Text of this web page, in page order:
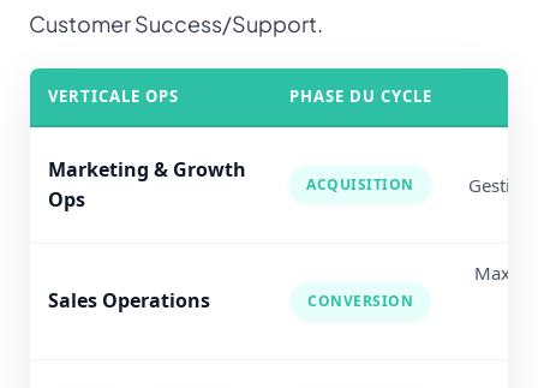
Customer Success/Support.
VERTICALE OPS PHASE DU CYCLE
Marketing & Growth
Ops
ACQUISITION
Sales Operations CONVERSION